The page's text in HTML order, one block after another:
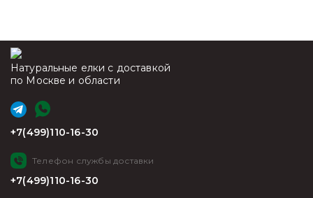
Натуральные елки с доставкой
по Москве и области
+7(499)110-16-30
Телефон службы доставки
+7(499)110-16-30